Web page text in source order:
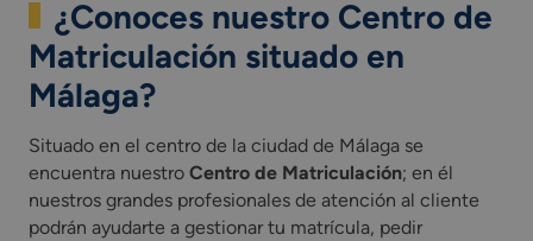
¿Conoces nuestro Centro de
Matriculación situado en
Málaga?
Situado en el centro de la ciudad de Málaga se
encuentra nuestro Centro de Matriculación; en él
nuestros grandes profesionales de atención al cliente
podrán ayudarte a gestionar tu matrícula, pedir